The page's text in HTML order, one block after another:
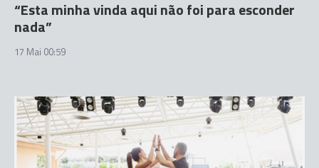
“Esta minha vinda aqui não foi para esconder
nada”
17 Mai 00:59